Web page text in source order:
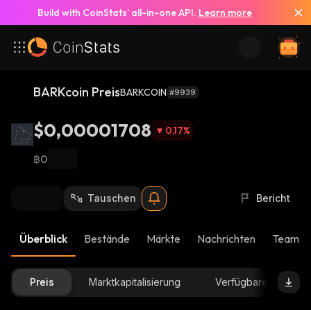
Build with CoinStats’ all-in-one API. Learn more
BARKcoin PreisBARKCOIN #9939
$0,00001708 0,17%
฿0
Tauschen Bericht
Überblick Bestände Märkte Nachrichten Team-
Preis Marktkapitalisierung Verfügbare Menge